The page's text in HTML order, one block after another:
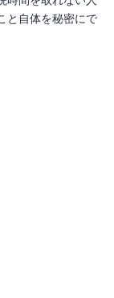
と自体を秘密にで